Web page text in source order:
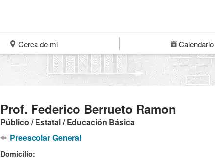
Cerca de mi Calendario
Prof. Federico Berrueto Ramon
Público / Estatal / Educación Básica
Preescolar General
Domicilio: